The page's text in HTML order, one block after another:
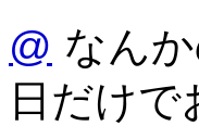
@ なん
日だけ